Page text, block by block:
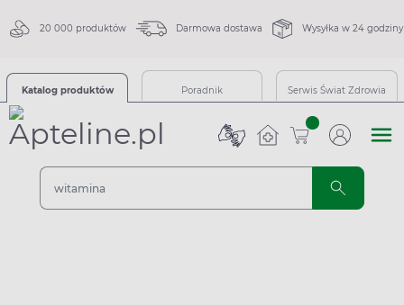
20 000 produktów Darmowa dostawa Wysyłka w 24 godziny
Katalog produktów Poradnik Serwis Świat Zdrowia
sztuk